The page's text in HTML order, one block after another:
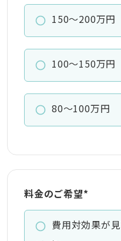
150～200万円
100～150万円
80～100万円
料金のご希望*
費用対効果が